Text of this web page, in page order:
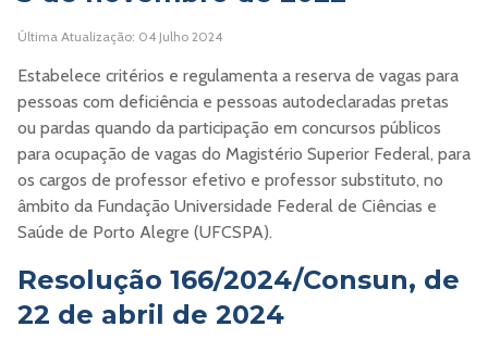
Última Atualização: 04 Julho 2024
Estabelece critérios e regulamenta a reserva de vagas para
pessoas com deficiência e pessoas autodeclaradas pretas
ou pardas quando da participação em concursos públicos
para ocupação de vagas do Magistério Superior Federal, para
os cargos de professor efetivo e professor substituto, no
âmbito da Fundação Universidade Federal de Ciências e
Saúde de Porto Alegre (UFCSPA).
Resolução 166/2024/Consun, de
22 de abril de 2024